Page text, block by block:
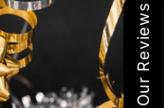
Our Reviews